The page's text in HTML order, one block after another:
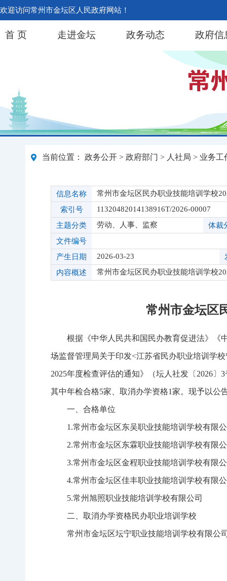
欢迎访问常州市金坛区人民政府网站！
首 页 走进金坛 政务动态 政府信
当前位置： 政务公开 > 政府部门 > 人社局 > 业务工
信息名称
常州市金坛区民办职业技能培训学校
索引号
11320482014138916T/2026-00007
主题分类
劳动、人事、监察
体裁
文件编号
产生日期
2026-03-23
内容概述
常州市金坛区民办职业技能培训学校
常州市金坛区
根据《中华人民共和国民办教育促进法》《
场监督管理局关于印发<江苏省民办职业培训学
2025年度检查评估的通知》（坛人社发〔2026
其中年检合格5家、取消办学资格1家。现予以公
一、合格单位
1.常州市金坛区东吴职业技能培训学校有限
2.常州市金坛区东霖职业技能培训学校有限
3.常州市金坛区金程职业技能培训学校有限
4.常州市金坛区佳丰职业技能培训学校有限
5.常州旭照职业技能培训学校有限公司
二、取消办学资格民办职业培训学校
常州市金坛区坛宁职业技能培训学校有限公